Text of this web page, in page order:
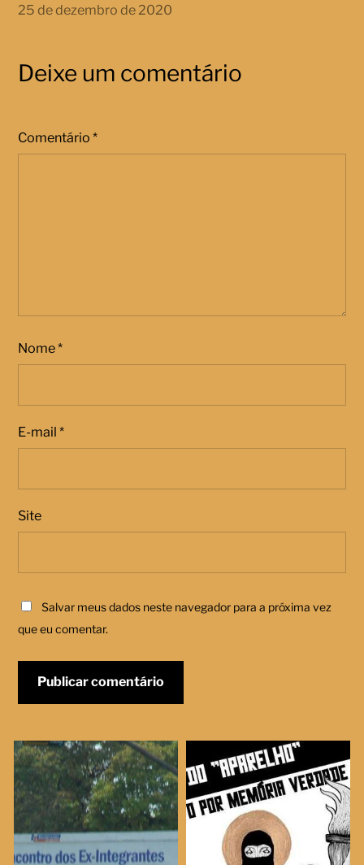
25 de dezembro de 2020
Deixe um comentário
Comentário*
Nome*
E-mail*
Site
Salvar meus dados neste navegador para a próxima vez
que eu comentar.